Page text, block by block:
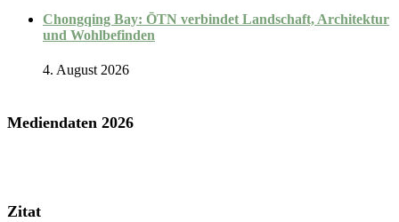
Chongqing Bay: ŌTN verbindet Landschaft, Architektur
und Wohlbefinden
4. August 2026
Mediendaten 2026
Zitat